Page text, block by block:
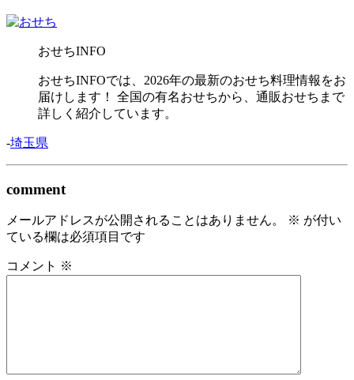
おせちINFO
おせちINFOでは、2026年の最新のおせち料理情報をお
届けします！ 全国の有名おせちから、通販おせちまで
詳しく紹介しています。
-埼玉県
comment
メールアドレスが公開されることはありません。 ※ が付い
ている欄は必須項目です
コメント ※